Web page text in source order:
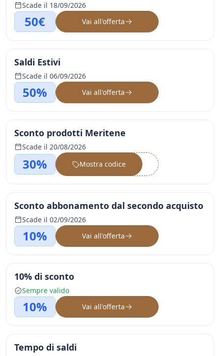
Scade il 18/09/2026
50€ Vai all'offerta
Saldi Estivi
Scade il 06/09/2026
50% Vai all'offerta
Sconto prodotti Meritene
Scade il 20/08/2026
30% ••••••
Mostra codice
Sconto abbonamento dal secondo acquisto
Scade il 02/09/2026
10% Vai all'offerta
10% di sconto
Sempre valido
10% Vai all'offerta
Tempo di saldi